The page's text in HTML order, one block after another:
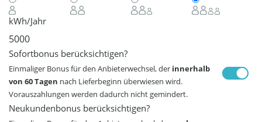
kWh/Jahr
Sofortbonus berücksichtigen?
Einmaliger Bonus für den Anbieterwechsel, der innerhalb
von 60 Tagen nach Lieferbeginn überwiesen wird.
Vorauszahlungen werden dadurch nicht gemindert.
Neukundenbonus berücksichtigen?